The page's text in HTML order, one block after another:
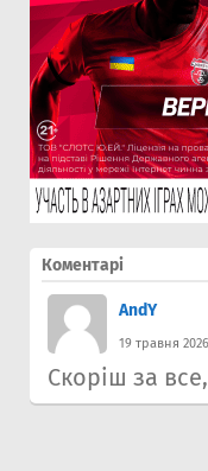
Коментарі
AndY
19 травня
Скоріш за